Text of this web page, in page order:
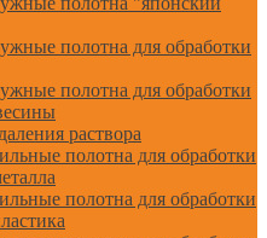
полотна для обработки
полотна для обработки
раствора
полотна для обработки
полотна для обработки